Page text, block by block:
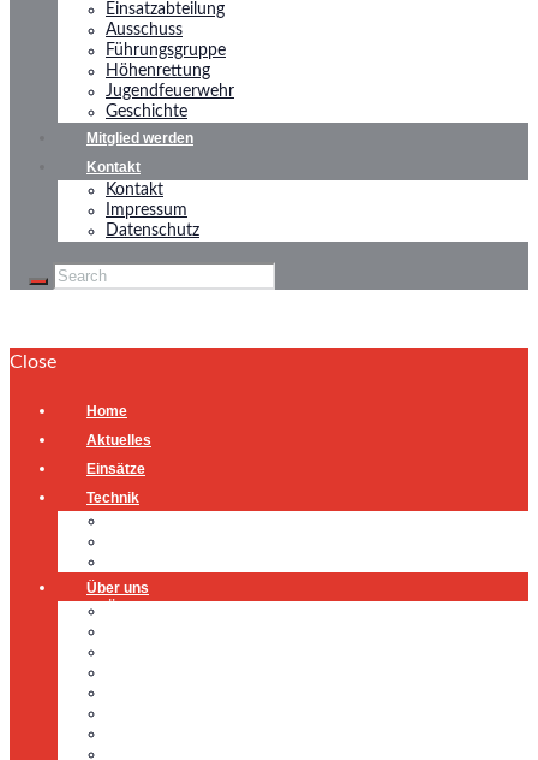
Einsatzabteilung
Ausschuss
Führungsgruppe
Höhenrettung
Jugendfeuerwehr
Geschichte
Mitglied werden
Kontakt
Kontakt
Impressum
Datenschutz
Close
Home
Aktuelles
Einsätze
Technik
Über uns